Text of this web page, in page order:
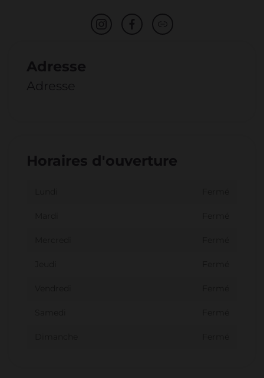
Adresse
Adresse
Horaires d'ouverture